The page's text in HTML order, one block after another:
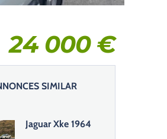
24 000€
SIMILAR
Jaguar Xke 1964